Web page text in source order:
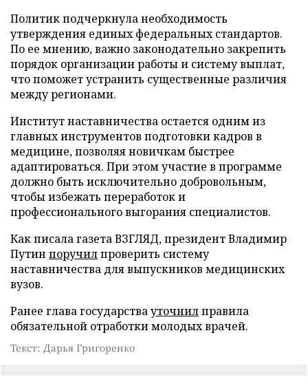
Политик подчеркнула необходимость
утверждения единых федеральных стандартов.
По ее мнению, важно законодательно закрепить
порядок организации работы и систему выплат,
что поможет устранить существенные различия
между регионами.
Институт наставничества остается одним из
главных инструментов подготовки кадров в
медицине, позволяя новичкам быстрее
адаптироваться. При этом участие в программе
должно быть исключительно добровольным,
чтобы избежать переработок и
профессионального выгорания специалистов.
Как писала газета ВЗГЛЯД, президент Владимир
Путин поручилпроверить систему
наставничества для выпускников медицинских
вузов.
Ранее глава государствауточнилправила
обязательной отработки молодых врачей.
Текст: Дарья Григоренко